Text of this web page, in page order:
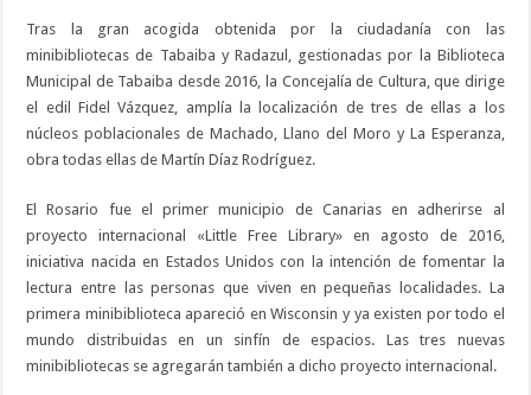
Tras la gran acogida obtenida por la ciudadanía con las
minibibliotecas de Tabaiba y Radazul, gestionadas por la Biblioteca
Municipal de Tabaiba desde 2016, la Concejalía de Cultura, que dirige
el edil Fidel Vázquez, amplía la localización de tres de ellas a los
núcleos poblacionales de Machado, Llano del Moro y La Esperanza,
obra todas ellas de Martín Díaz Rodríguez.
El Rosario fue el primer municipio de Canarias en adherirse al
proyecto internacional «Little Free Library» en agosto de 2016,
iniciativa nacida en Estados Unidos con la intención de fomentar la
lectura entre las personas que viven en pequeñas localidades. La
primera minibiblioteca apareció en Wisconsin y ya existen por todo el
mundo distribuidas en un sinfín de espacios. Las tres nuevas
minibibliotecas se agregarán también a dicho proyecto internacional.